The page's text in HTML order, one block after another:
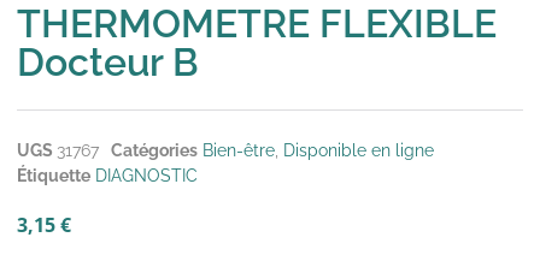
THERMOMETRE FLEXIBLE
Docteur B
UGS 31767 Catégories Bien-être Disponible en ligne
Étiquette DIAGNOSTIC
3,15€